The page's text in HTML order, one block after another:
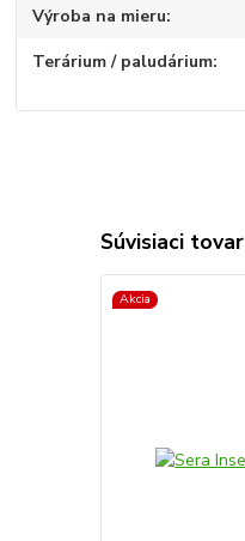
Výroba na mieru
Terárium / paludárium
Súvisiaci tovar
Akcia